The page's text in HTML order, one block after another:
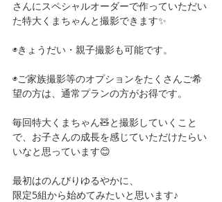
さんにスペシャルオーダーで作っていただい
た特大くまちゃんと撮影できます✨
◉きょうだい・親子撮影も可能です。
◉ご家族撮影等のオプションをたくさんご希
望の方は、通常プランの方がお得です。
毎回特大くまちゃん🧸と撮影していくこと
で、お子さんの成長を感じていただけたらい
いなと思っています😊
最初はのんびりゆるやかに、
限定5組から始めてみたいと思います♪